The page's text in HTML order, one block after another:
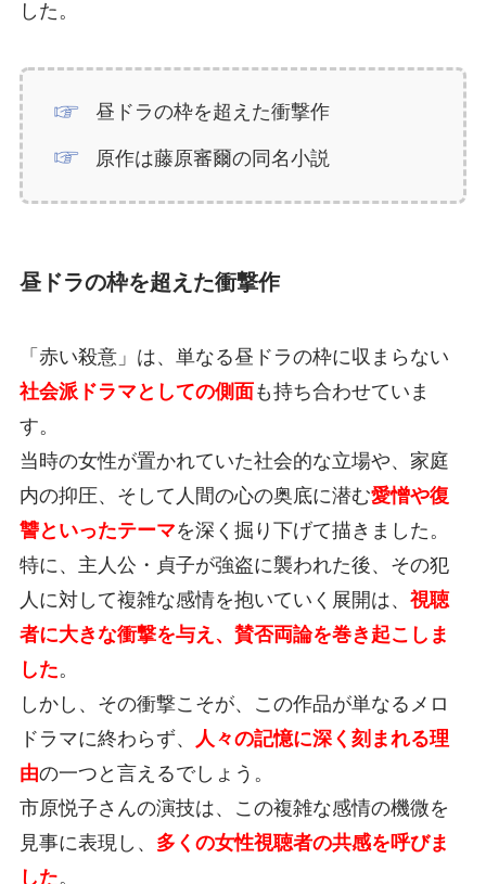
した。
昼ドラの枠を超えた衝撃作
原作は藤原審爾の同名小説
昼ドラの枠を超えた衝撃作
「赤い殺意」は、単なる昼ドラの枠に収まらない
社会派ドラマとしての側面 も持ち合わせていま
す。
当時の女性が置かれていた社会的な立場や、家庭
内の抑圧、そして人間の心の奥底に潜む愛憎や復
讐といったテーマを深く掘り下げて描きました。
特に、主人公・貞子が強盗に襲われた後、その犯
人に対して複雑な感情を抱いていく展開は、 視聴
者に大きな衝撃を与え、賛否両論を巻き起こしま
した。
しかし、その衝撃こそが、この作品が単なるメロ
ドラマに終わらず、
人々の記憶に深く刻まれる理
由の一つと言えるでしょう。
市原悦子さんの演技は、この複雑な感情の機微を
見事に表現し、 多くの女性視聴者の共感を呼びま
した。